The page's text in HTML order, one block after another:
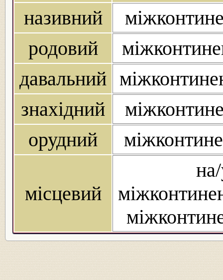
називний
родовий
давальний
знахідний
орудний
місцевий